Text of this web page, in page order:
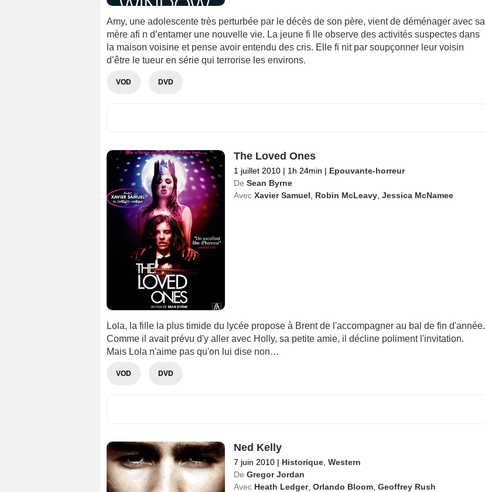
Amy, une adolescente très perturbée par le décès de son père, vient de déménager avec sa
mère afi n d’entamer une nouvelle vie. La jeune fi lle observe des activités suspectes dans
la maison voisine et pense avoir entendu des cris. Elle fi nit par soupçonner leur voisin
d’être le tueur en série qui terrorise les environs.
VOD DVD
The Loved Ones
1 juillet 2010 | 1h 24min | Epouvante-horreur
De Sean Byrne
Avec Xavier Samuel Robin McLeavy, Jessica McNamee
Lola, la fille la plus timide du lycée propose à Brent de l'accompagner au bal de fin d'année.
Comme il avait prévu d'y aller avec Holly, sa petite amie, il décline poliment l'invitation.
Mais Lola n'aime pas qu'on lui dise non…
VOD DVD
Ned Kelly
7 juin 2010 | Historique, Western
De Gregor Jordan
Avec Heath Ledger, Orlando Bloom, Geoffrey Rush